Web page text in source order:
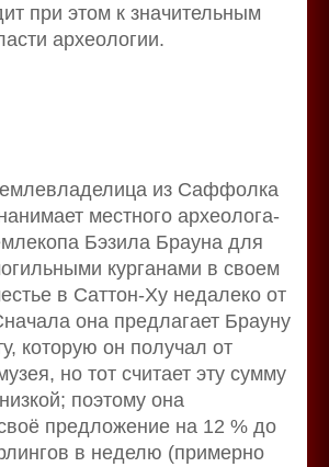
при этом к значительным
археологии.
из Саффолка
местного археолога-
Бэзила Брауна для
курганами в своем
в Саттон-Ху недалеко от
она предлагает Брауну
которую он получал от
но тот считает эту сумму
поэтому она
предложение на 12 % до
в неделю (примерно